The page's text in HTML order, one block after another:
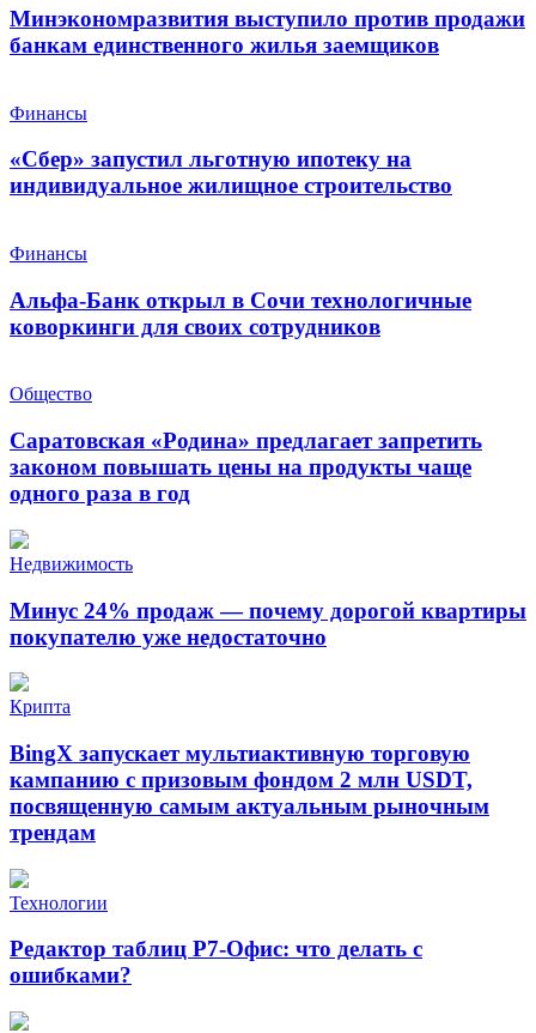
Минэкономразвития выступило против продажи
банкам единственного жилья заемщиков
Финансы
«Сбер» запустил льготную ипотеку на
индивидуальное жилищное строительство
Финансы
Альфа-Банк открыл в Сочи технологичные
коворкинги для своих сотрудников
Общество
Саратовская «Родина» предлагает запретить
законом повышать цены на продукты чаще
одного раза в год
Недвижимость
Минус 24% продаж — почему дорогой квартиры
покупателю уже недостаточно
Крипта
BingX запускает мультиактивную торговую
кампанию с призовым фондом 2 млн USDT,
посвященную самым актуальным рыночным
трендам
Технологии
Редактор таблиц Р7-Офис: что делать с
ошибками?